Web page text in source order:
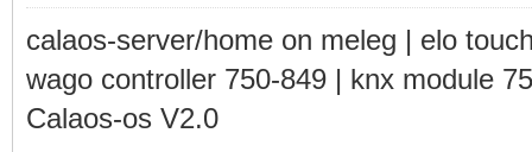
calaos-server/home on meleg | elo
wago controller 750-849 | knx module
Calaos-os V2.0